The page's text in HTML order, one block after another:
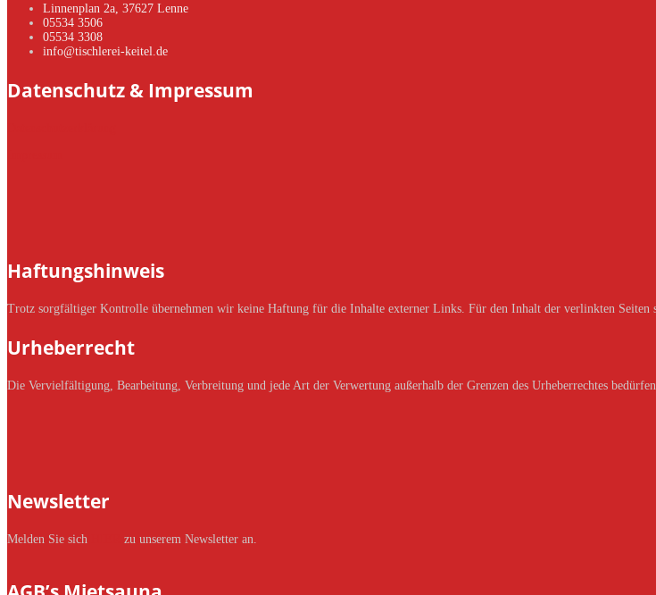
Linnenplan 2a, 37627 Lenne
05534 3506
05534 3308
info@tischlerei-keitel.de
Datenschutz & Impressum
Haftungshinweis
Trotz sorgfältiger Kontrolle übernehmen wir keine Haftung für die Inhalte externer Links. Für den Inhalt der verlinkten Seiten
Urheberrecht
Die Vervielfältigung, Bearbeitung, Verbreitung und jede Art der Verwertung außerhalb der Grenzen des Urheberrechtes
Newsletter
Melden Sie sich zu unserem Newsletter an.